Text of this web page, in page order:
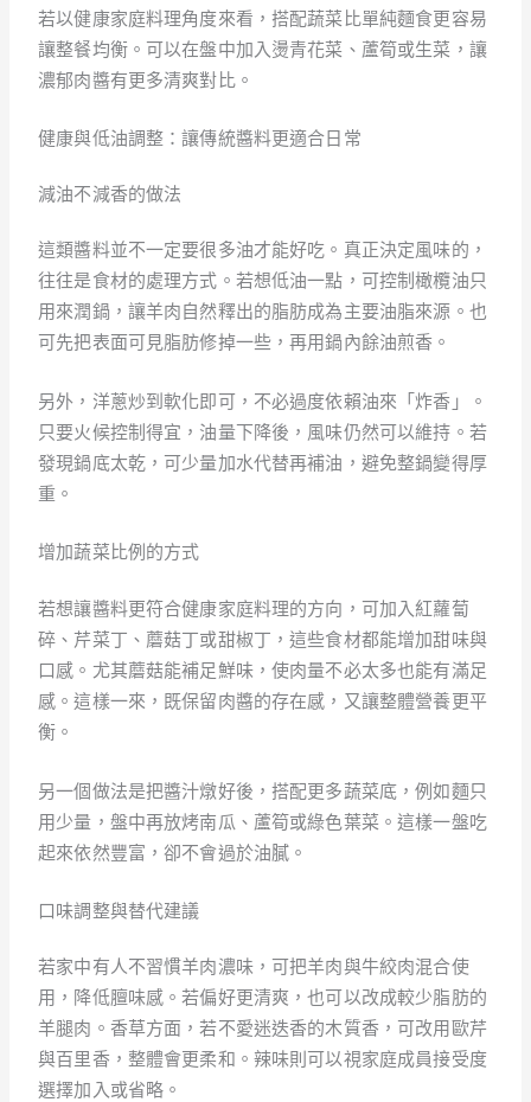
若以健康家庭料理角度來看，搭配蔬菜比單純麵食更容易
讓整餐均衡。可以在盤中加入燙青花菜、蘆筍或生菜，讓
濃郁肉醬有更多清爽對比。
健康與低油調整：讓傳統醬料更適合日常
減油不減香的做法
這類醬料並不一定要很多油才能好吃。真正決定風味的，
往往是食材的處理方式。若想低油一點，可控制橄欖油只
用來潤鍋，讓羊肉自然釋出的脂肪成為主要油脂來源。也
可先把表面可見脂肪修掉一些，再用鍋內餘油煎香。
另外，洋蔥炒到軟化即可，不必過度依賴油來「炸香」。
只要火候控制得宜，油量下降後，風味仍然可以維持。若
發現鍋底太乾，可少量加水代替再補油，避免整鍋變得厚
重。
增加蔬菜比例的方式
若想讓醬料更符合健康家庭料理的方向，可加入紅蘿蔔
碎、芹菜丁、蘑菇丁或甜椒丁，這些食材都能增加甜味與
口感。尤其蘑菇能補足鮮味，使肉量不必太多也能有滿足
感。這樣一來，既保留肉醬的存在感，又讓整體營養更平
衡。
另一個做法是把醬汁燉好後，搭配更多蔬菜底，例如麵只
用少量，盤中再放烤南瓜、蘆筍或綠色葉菜。這樣一盤吃
起來依然豐富，卻不會過於油膩。
口味調整與替代建議
若家中有人不習慣羊肉濃味，可把羊肉與牛絞肉混合使
用，降低膻味感。若偏好更清爽，也可以改成較少脂肪的
羊腿肉。香草方面，若不愛迷迭香的木質香，可改用歐芹
與百里香，整體會更柔和。辣味則可以視家庭成員接受度
選擇加入或省略。